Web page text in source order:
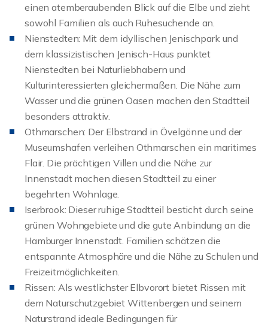
einen atemberaubenden Blick auf die Elbe und zieht
sowohl Familien als auch Ruhesuchende an.
Nienstedten: Mit dem idyllischen Jenischpark und
dem klassizistischen Jenisch-Haus punktet
Nienstedten bei Naturliebhabern und
Kulturinteressierten gleichermaßen. Die Nähe zum
Wasser und die grünen Oasen machen den Stadtteil
besonders attraktiv.
Othmarschen: Der Elbstrand in Övelgönne und der
Museumshafen verleihen Othmarschen ein maritimes
Flair. Die prächtigen Villen und die Nähe zur
Innenstadt machen diesen Stadtteil zu einer
begehrten Wohnlage.
Iserbrook: Dieser ruhige Stadtteil besticht durch seine
grünen Wohngebiete und die gute Anbindung an die
Hamburger Innenstadt. Familien schätzen die
entspannte Atmosphäre und die Nähe zu Schulen und
Freizeitmöglichkeiten.
Rissen: Als westlichster Elbvorort bietet Rissen mit
dem Naturschutzgebiet Wittenbergen und seinem
Naturstrand ideale Bedingungen für